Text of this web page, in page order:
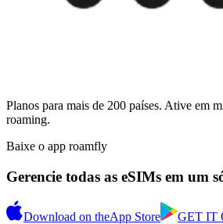
Planos para mais de 200 países. Ative em
roaming.
Baixe o app roamfly
Gerencie todas as eSIMs em um
Download on theApp Store GET IT